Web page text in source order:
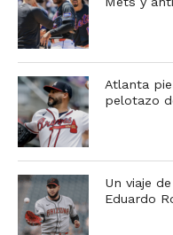
Atlanta
pelotazo
Un viaje
Eduardo